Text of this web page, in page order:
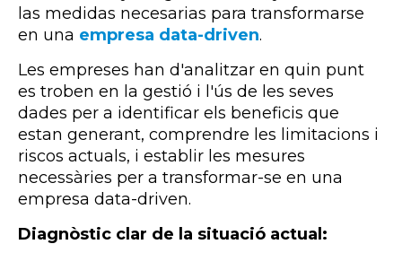
las medidas necesarias para transformarse
en una empresa data-driven.
Les empreses han d'analitzar en quin punt
es troben en la gestió i l'ús de les seves
dades per a identificar els beneficis que
estan generant, comprendre les limitacions i
riscos actuals, i establir les mesures
necessàries per a transformar-se en una
empresa data-driven.
Diagnòstic clar de la situació actual: